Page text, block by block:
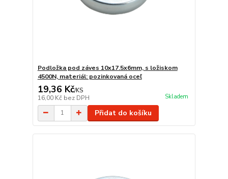
Podložka pod záves 10x17.5x6mm, s ložiskom
4500N, materiál: pozinkovaná oceľ
19,36 Kč/KS
16,00 Kč bez DPH Skladem
Přidat do košíku